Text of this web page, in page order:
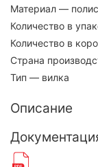
Материал —
Количество в
Количество в
Страна
Тип — вилка
Описание